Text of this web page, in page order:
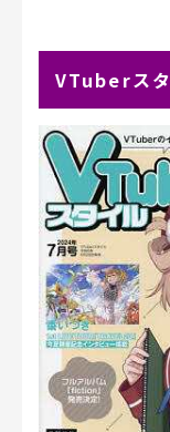
VTuberス